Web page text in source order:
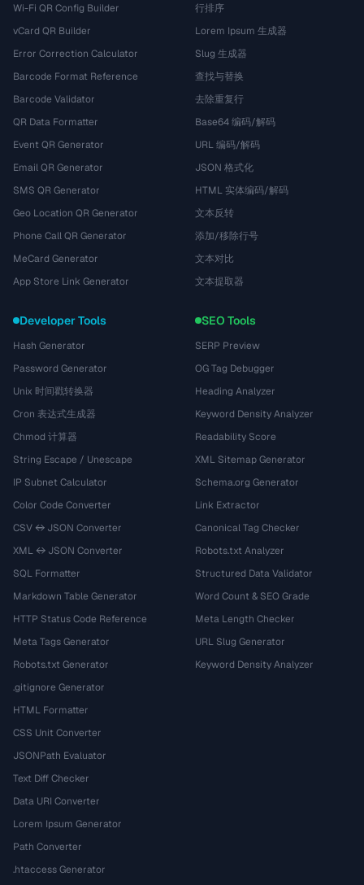
Wi-Fi QR Config Builder
vCard QR Builder
Error Correction Calculator
Barcode Format Reference
Barcode Validator
QR Data Formatter
Event QR Generator
Email QR Generator
SMS QR Generator
Geo Location QR Generator
Phone Call QR Generator
MeCard Generator
App Store Link Generator
行排序
Lorem Ipsum 生成器
Slug 生成器
查找与替换
去除重复行
Base64 编码/解码
URL 编码/解码
JSON 格式化
HTML 实体编码/解码
文本反转
添加/移除行号
文本对比
文本提取器
Developer Tools
Hash Generator
Password Generator
Unix 时间戳转换器
Cron 表达式生成器
Chmod 计算器
String Escape / Unescape
IP Subnet Calculator
Color Code Converter
CSV ↔ JSON Converter
XML ↔ JSON Converter
SQL Formatter
Markdown Table Generator
HTTP Status Code Reference
Meta Tags Generator
Robots.txt Generator
.gitignore Generator
HTML Formatter
CSS Unit Converter
JSONPath Evaluator
Text Diff Checker
Data URI Converter
Lorem Ipsum Generator
Path Converter
.htaccess Generator
SEO Tools
SERP Preview
OG Tag Debugger
Heading Analyzer
Keyword Density Analyzer
Readability Score
XML Sitemap Generator
Schema.org Generator
Link Extractor
Canonical Tag Checker
Robots.txt Analyzer
Structured Data Validator
Word Count & SEO Grade
Meta Length Checker
URL Slug Generator
Keyword Density Analyzer